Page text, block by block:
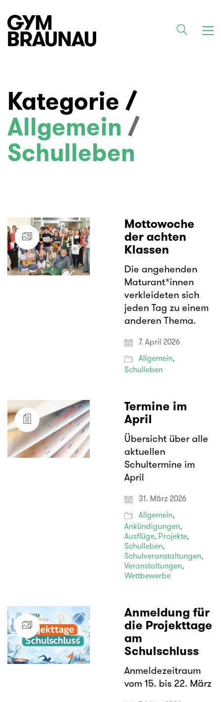
Kategorie /
Allgemein /
Schulleben
Mottowoche
der achten
Klassen
Die angehenden
Maturant*innen
verkleideten sich
jeden Tag zu einem
anderen Thema.
7. April 2026
Allgemein,
Schulleben
Termine im
April
Übersicht über alle
aktuellen
Schultermine im
April
31. März 2026
Allgemein,
Ankündigungen,
Ausflüge, Projekte,
Schulleben,
Schulveranstaltungen,
Veranstaltungen,
Wettbewerbe
Anmeldung für
die Projekttage
am
Schulschluss
Anmeldezeitraum
vom 15. bis 22. März